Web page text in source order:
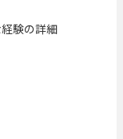
験の詳細